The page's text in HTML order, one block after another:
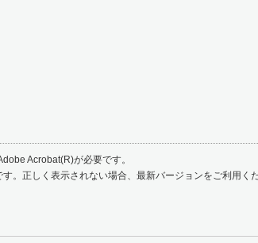
Acrobat(R)が必要です。
。正しく表示されない場合、最新バージョンをご利用くだ